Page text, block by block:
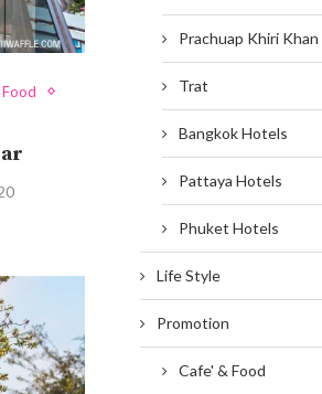
Food
Prachuap Khiri
Trat
Bangkok Hotels
Pattaya Hotels
Phuket Hotels
Life Style
Promotion
Cafe' & Food